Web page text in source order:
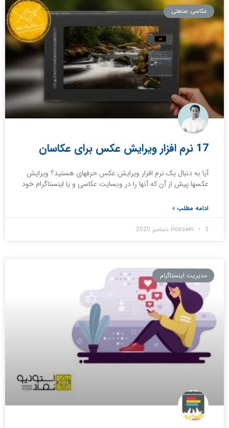
عکاسی صنعتی
17 نرم افزار ویرایش عکس برای عکاسان
آیا به دنبال یک نرم افزار ویرایش عکس حرفه‎ای هستید؟ ویرایش
عکس‎ها پیش از آن که آن‎ها را در وب‎سایت عکاسی و یا اینستاگرام خود
ادامه مطلب »
Hossein 3 دسامبر 2020
مدیریت اینستاگرام